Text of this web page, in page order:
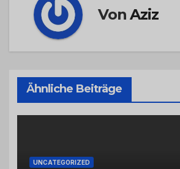
VonAziz
Ähnliche Beiträge
UNCATEGORIZED